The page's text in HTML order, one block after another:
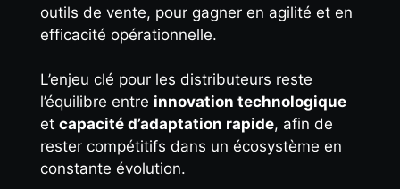
outils de vente, pour gagner en agilité et en
efficacité opérationnelle.
L’enjeu clé pour les distributeurs reste
l’équilibre entre innovation technologique
et capacité d’adaptation rapide, afin de
rester compétitifs dans un écosystème en
constante évolution.